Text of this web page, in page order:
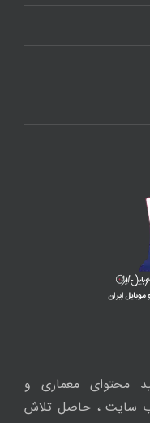
محتوای معماری و
سایت ، حاصل تلاش